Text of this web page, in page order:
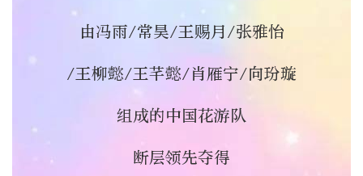
由冯雨/常昊/王赐月/张雅怡
/王柳懿/王芊懿/肖雁宁/向玢璇
组成的中国花游队
断层领先夺得